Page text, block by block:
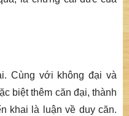
Cùng với không đại và
biệt thêm căn đại, thành
khai là luận về duy căn.